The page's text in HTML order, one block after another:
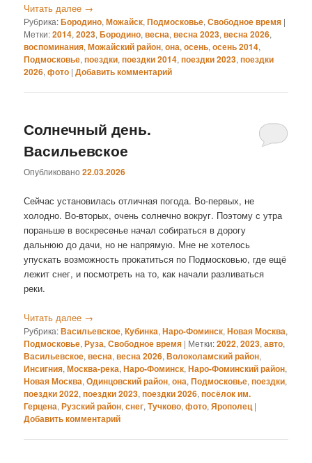
Читать далее →
Рубрика:Бородино,Можайск,Подмосковье,Свободное время |
Метки:2014,2023,Бородино,весна,весна 2023,весна 2026,
воспоминания,Можайский район,она,осень,осень 2014,
Подмосковье,поездки,поездки 2014,поездки 2023,поездки
2026,фото |Добавить комментарий
Солнечный день.
Васильевское
Опубликовано22.03.2026
Сейчас установилась отличная погода. Во-первых, не
холодно. Во-вторых, очень солнечно вокруг. Поэтому с утра
пораньше в воскресенье начал собираться в дорогу
дальнюю до дачи, но не напрямую. Мне не хотелось
упускать возможность прокатиться по Подмосковью, где ещё
лежит снег, и посмотреть на то, как начали разливаться
реки.
Читать далее →
Рубрика:Васильевское,Кубинка,Наро-Фоминск,Новая Москва,
Подмосковье,Руза,Свободное время | Метки:2022,2023,авто,
Васильевское,весна,весна 2026,Волоколамский район,
Инсигния,Москва-река,Наро-Фоминск,Наро-Фоминский район,
Новая Москва,Одинцовский район,она,Подмосковье,поездки,
поездки 2022,поездки 2023,поездки 2026,посёлок им.
Герцена,Рузский район,снег,Тучково,фото,Ярополец |
Добавить комментарий